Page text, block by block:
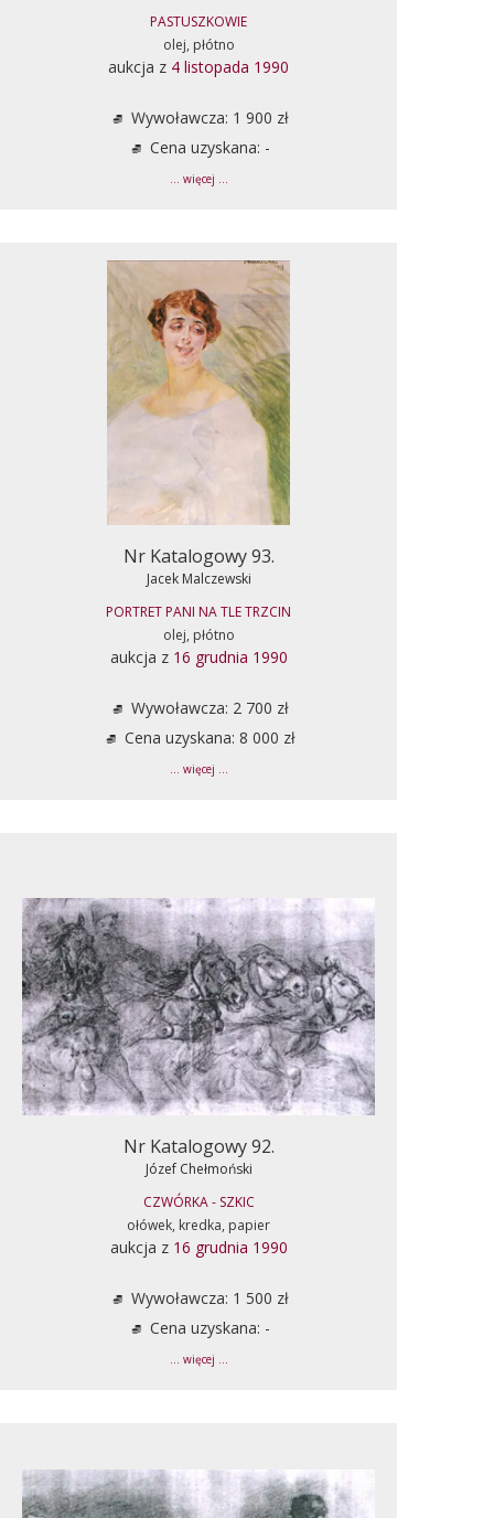
PASTUSZKOWIE
olej, płótno
aukcja z 4 listopada 1990
Wywoławcza: 1 900 zł
Cena uzyskana: -
... więcej ...
Nr Katalogowy 93.
Jacek Malczewski
PORTRET PANI NA TLE TRZCIN
olej, płótno
aukcja z 16 grudnia 1990
Wywoławcza: 2 700 zł
Cena uzyskana: 8 000 zł
... więcej ...
Nr Katalogowy 92.
Józef Chełmoński
CZWÓRKA - SZKIC
ołówek, kredka, papier
aukcja z 16 grudnia 1990
Wywoławcza: 1 500 zł
Cena uzyskana: -
... więcej ...